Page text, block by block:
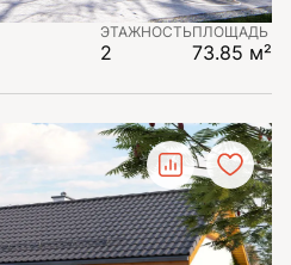
ЭТАЖНОСТЬ
2
ПЛОЩАДЬ
73.85 м²